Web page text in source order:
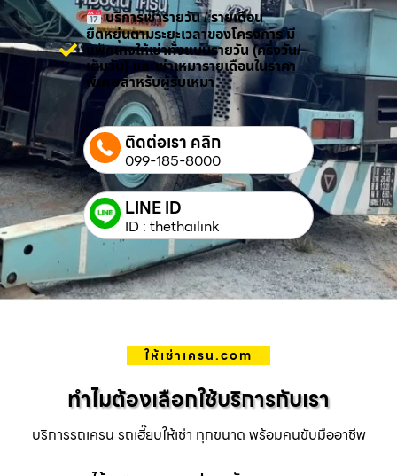
บริการเช่ารายวัน / รายเดือน
ยืดหยุ่นตามระยะเวลาของโครงการ มี
แพ็กเกจให้เช่าทั้งแบบรายวัน (ครึ่งวัน/
เต็มวัน) และเช่าเหมารายเดือนในราคา
พิเศษสำหรับผู้รับเหมา
ติดต่อเรา คลิก
099-185-8000
LINE ID
ID : thethailink
ให้เช่าเครน.com
ทำไมต้องเลือกใช้บริการกับเรา
บริการรถเครน รถเฮี๊ยบให้เช่า ทุกขนาด พร้อมคนขับมืออาชีพ